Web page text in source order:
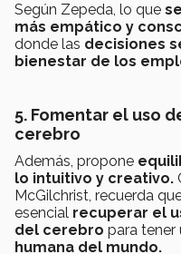
Según Zepeda, lo que
más empático y
donde las decisiones
bienestar de los
5. Fomentar el uso
cerebro
Además, propone
lo intuitivo y creativo.
McGilchrist, recuerda
esencial recuperar el
del cerebro para tener
humana del mundo.